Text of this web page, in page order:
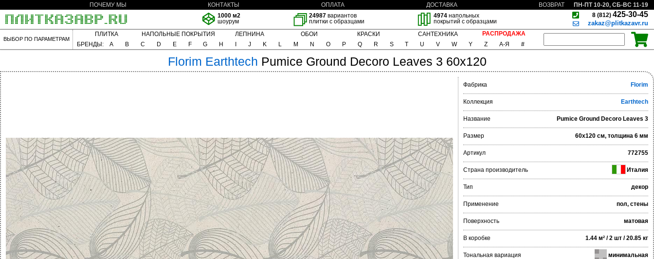
ПОЧЕМУ МЫ КОНТАКТЫ ОПЛАТА ДОСТАВКА ВОЗВРАТ
ПН-ПТ 10-20, СБ-ВС 11-19
1000 м2
шоурум
24987 вариантов
плитки с образцами
4974напольных
покрытий с образцами
8 (812) 425-30-45
zakaz@plitkazavr.ru
ВЫБОР ПО ПАРАМЕТРАМ
ПЛИТКА НАПОЛЬНЫЕ ПОКРЫТИЯ ЛЕПНИНА ОБОИ КРАСКИ САНТЕХНИКА
РАСПРОДАЖА
БРЕНДЫ:
A B C D E F G H J K L M N O P Q R S T U V W Y Z А-Я #
Florim Earthtech Pumice Ground Decoro Leaves 3 60x120
Фабрика Florim
Коллекция Earthtech
Название Pumice Ground Decoro Leaves 3
Размер 60x120 см, толщина 6 мм
Артикул 772755
Страна производитель Италия
Тип декор
Применение пол, стены
Поверхность матовая
В коробке 1.44 м² / 2 шт / 20.85 кг
Тональная вариация минимальная